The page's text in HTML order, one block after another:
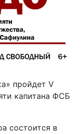
пройдет V
капитана ФСБ
состоится в